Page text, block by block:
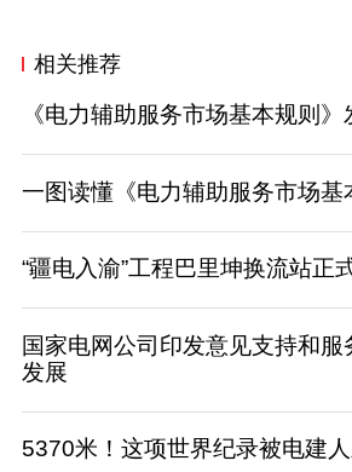
相关推荐
《电力辅助服务市场基本规则》
一图读懂《电力辅助服务市场基
“疆电入渝”工程巴里坤换流站正
国家电网公司印发意见支持和服
发展
5370米！这项世界纪录被电建